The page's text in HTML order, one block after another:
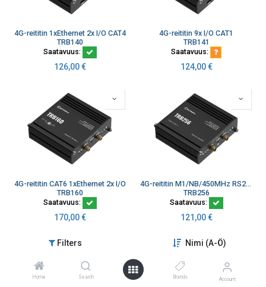
Filters Nimi (A-Ö)
Home Search Brands Account
4G-reititin 1xEthernet 2x I/O CAT4
TRB140
Saatavuus:
126,00€
4G-reititin 9x I/O CAT1
TRB141
Saatavuus:
124,00€
4G-reititin CAT6 1xEthernet 2x I/O
TRB160
Saatavuus:
170,00€
4G-reititin M1/NB/450MHz RS232 RS485 4x I/O 1xEthernet
TRB256
Saatavuus:
121,00€